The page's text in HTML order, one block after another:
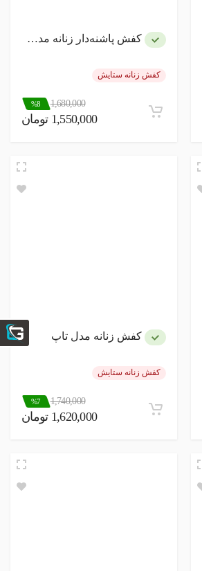
کفش پاشنه‌دار زنانه مدل یلدا
کفش زنانه ستایش
1,680,000
%8
1,550,000 تومان
کفش زنانه مدل تاپ
کفش زنانه ستایش
1,740,000
%7
1,620,000 تومان